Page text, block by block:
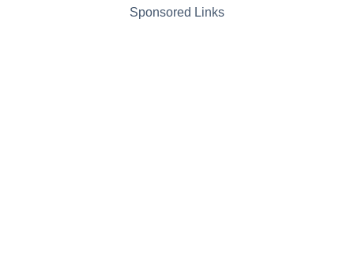
Sponsored Links